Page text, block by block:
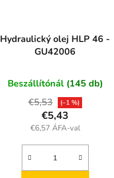
Hydraulický olej HLP 46 -
GU42006
Beszállítónál (145 db)
€6,57 ÁFA-val
€5,43
€5,53 (–1 %)